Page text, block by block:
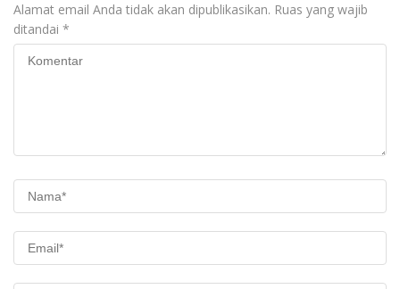
Alamat email Anda tidak akan dipublikasikan. Ruas yang wajib
ditandai *